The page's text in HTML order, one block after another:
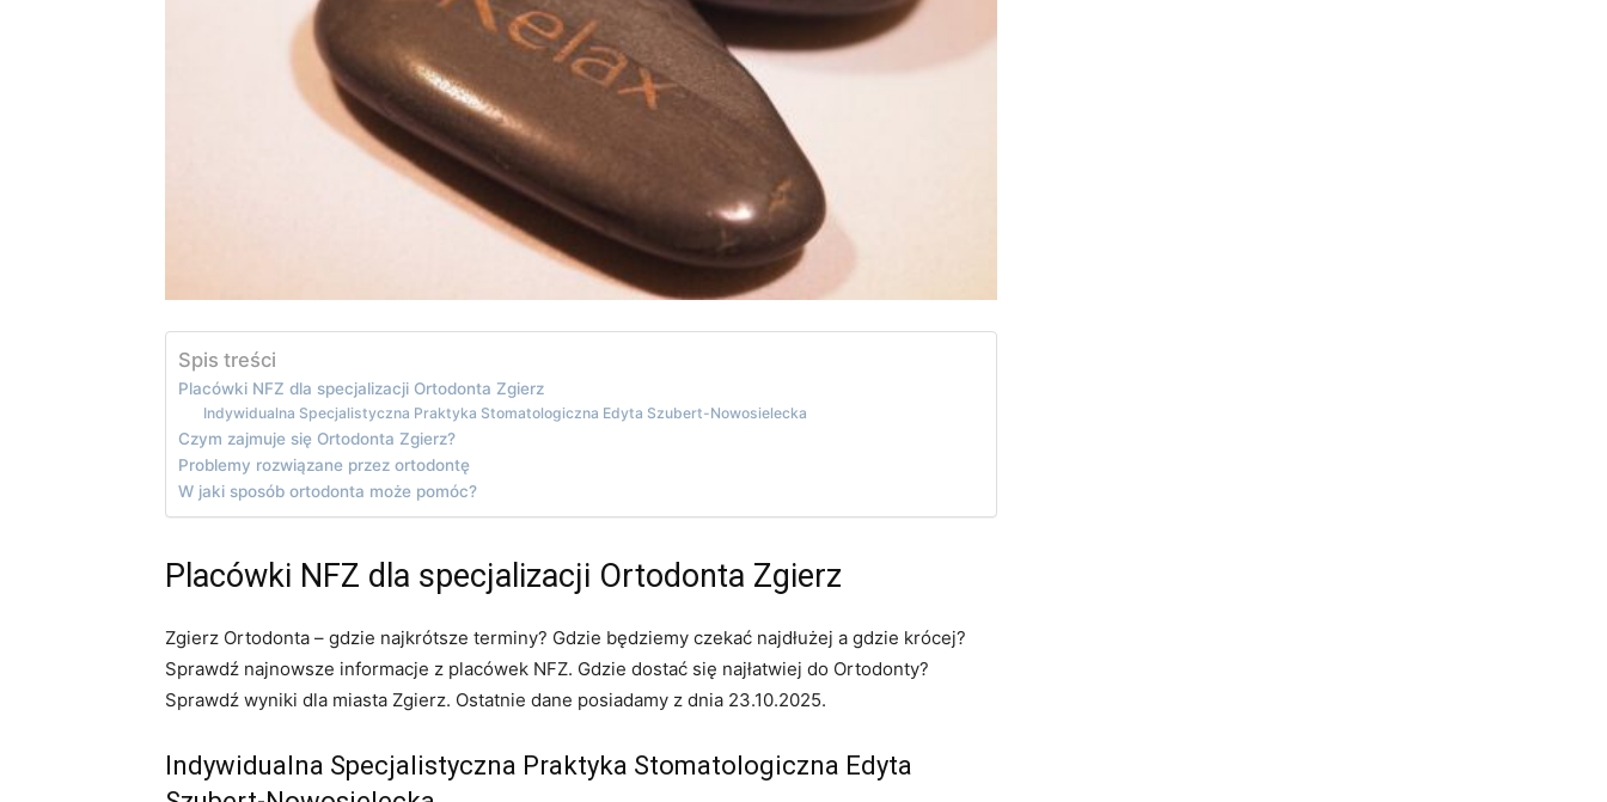
Spis treści
Placówki NFZ dla specjalizacji Ortodonta Zgierz
Indywidualna Specjalistyczna Praktyka Stomatologiczna Edyta Szubert-Nowosielecka
Czym zajmuje się Ortodonta Zgierz?
Problemy rozwiązane przez ortodontę
W jaki sposób ortodonta może pomóc?
Placówki NFZ dla specjalizacji Ortodonta Zgierz
Zgierz Ortodonta – gdzie najkrótsze terminy? Gdzie będziemy czekać najdłużej a gdzie krócej?
Sprawdź najnowsze informacje z placówek NFZ. Gdzie dostać się najłatwiej do Ortodonty?
Sprawdź wyniki dla miasta Zgierz. Ostatnie dane posiadamy z dnia 23.10.2025.
Indywidualna Specjalistyczna Praktyka Stomatologiczna Edyta